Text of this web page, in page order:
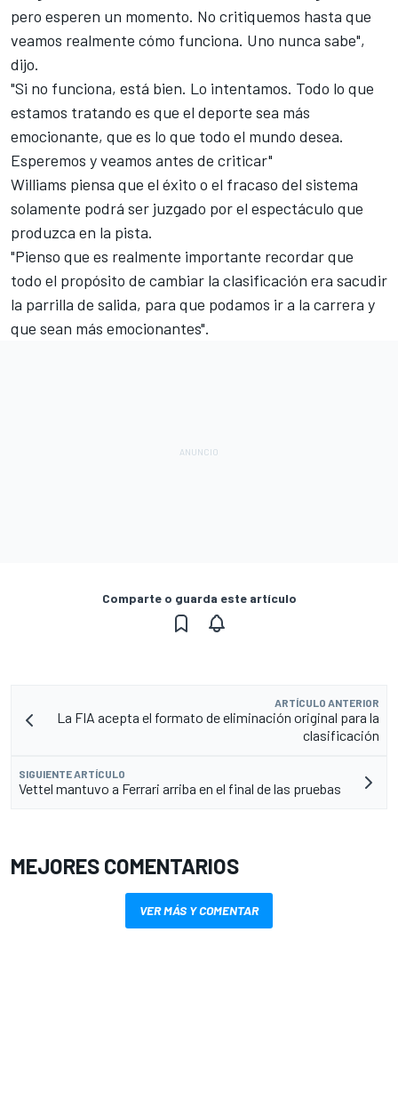
pero esperen un momento. No critiquemos hasta que
veamos realmente cómo funciona. Uno nunca sabe",
dijo.
"Si no funciona, está bien. Lo intentamos. Todo lo que
estamos tratando es que el deporte sea más
emocionante, que es lo que todo el mundo desea.
Esperemos y veamos antes de criticar"
Williams piensa que el éxito o el fracaso del sistema
solamente podrá ser juzgado por el espectáculo que
produzca en la pista.
"Pienso que es realmente importante recordar que
todo el propósito de cambiar la clasificación era sacudir
la parrilla de salida, para que podamos ir a la carrera y
que sean más emocionantes".
Comparte o guarda este artículo
ARTÍCULO ANTERIOR
La FIA acepta el formato de eliminación original para la
clasificación
SIGUIENTE ARTÍCULO
Vettel mantuvo a Ferrari arriba en el final de las pruebas
MEJORES COMENTARIOS
VER MÁS Y COMENTAR